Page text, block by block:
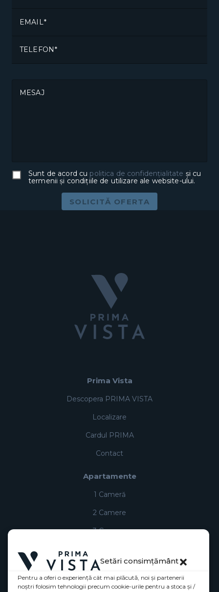
Setări consimțământ
Pentru a oferi o experiență cât mai plăcută, noi și partenerii
noștri folosim tehnologii precum cookie-urile pentru a stoca și /
EMAIL
TELEFON
MESAJ
Sunt de acord cu politica de confidențialitate și cu
termenii și condițiile de utilizare ale website-ului.
SOLICITĂ OFERTA
Prima Vista
Descopera PRIMA VISTA
Localizare
Cardul PRIMA
Contact
Apartamente
1 Cameră
2 Camere
3 Camere
Comercial
Utilizare site